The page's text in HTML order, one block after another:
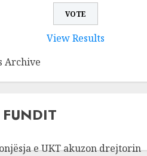
View Results
Archive
e UKT akuzon drejtorin